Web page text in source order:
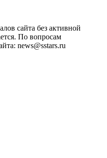
сайта без активной
По вопросам
news@sstars.ru